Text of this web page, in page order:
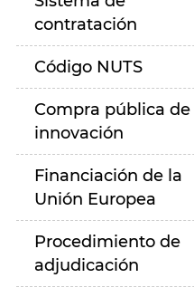
contratación
Código NUTS
Compra pública de
innovación
Financiación de la
Unión Europea
Procedimiento de
adjudicación